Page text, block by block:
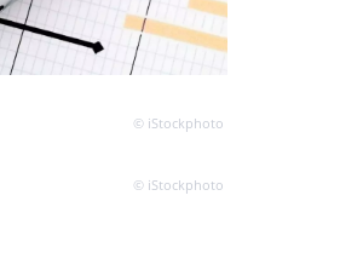
© iStockphoto
© iStockphoto